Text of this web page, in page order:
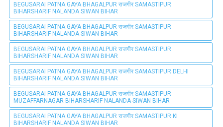
BEGUSARAI PATNA GAYA BHAGALPUR राजगीर SAMASTIPUR
BIHARSHARIF NALANDA SIWAN BIHAR
BEGUSARAI PATNA GAYA BHAGALPUR राजगीर SAMASTIPUR
BIHARSHARIF NALANDA SIWAN BIHAR
BEGUSARAI PATNA GAYA BHAGALPUR राजगीर SAMASTIPUR
BIHARSHARIF NALANDA SIWAN BIHAR
BEGUSARAI PATNA GAYA BHAGALPUR राजगीर SAMASTIPUR DELHI
BIHARSHARIF NALANDA SIWAN BIHAR
BEGUSARAI PATNA GAYA BHAGALPUR राजगीर SAMASTIPUR
MUZAFFARNAGAR BIHARSHARIF NALANDA SIWAN BIHAR
BEGUSARAI PATNA GAYA BHAGALPUR राजगीर SAMASTIPUR KI
BIHARSHARIF NALANDA SIWAN BIHAR